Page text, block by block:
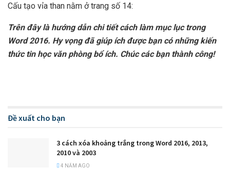
Cấu tạo vỉa than nằm ở trang số 14:
Trên đây là hướng dẫn chi tiết cách làm mục lục trong
Word 2016. Hy vọng đã giúp ích được bạn có những kiến
thức tin học văn phòng bổ ích. Chúc các bạn thành công!
Đề xuất cho bạn
3 cách xóa khoảng trắng trong Word 2016, 2013,
2010 và 2003
4 NĂM AGO